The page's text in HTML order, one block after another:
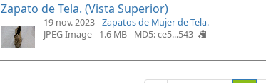
Zapato de Tela. (Vista Superior)
19 nov. 2023 -Zapatos de Mujer de Tela.
JPEG Image - 1.6 MB - MD5: ce5...543